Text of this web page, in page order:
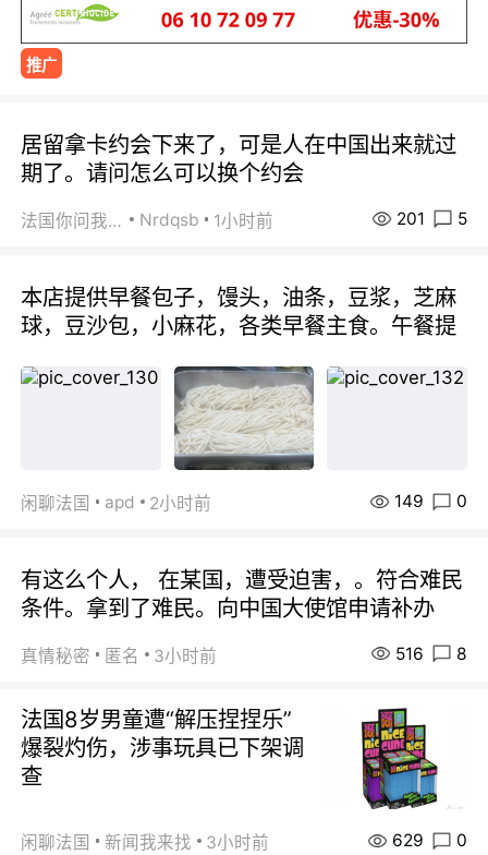
推广
居留拿卡约会下来了，可是人在中国出来就过
期了。请问怎么可以换个约会
法国你问我答 Nrdqsb 1小时前 201 5
本店提供早餐包子，馒头，油条，豆浆，芝麻
球，豆沙包，小麻花，各类早餐主食。午餐提
闲聊法国 apd 2小时前 149 0
有这么个人， 在某国，遭受迫害，。符合难民
条件。拿到了难民。向中国大使馆申请补办
真情秘密 匿名 3小时前 516 8
法国8岁男童遭“解压捏捏乐”
爆裂灼伤，涉事玩具已下架调
查
闲聊法国 新闻我来找 3小时前 629 0